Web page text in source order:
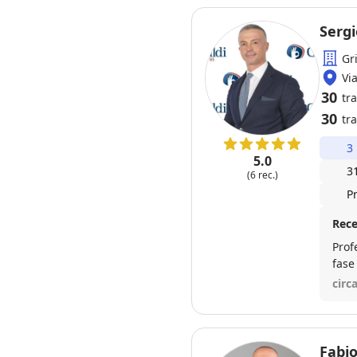
5.0
(6 rec.)
30
30
3